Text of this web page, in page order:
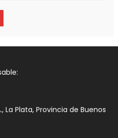
La Plata, Provincia de Buenos